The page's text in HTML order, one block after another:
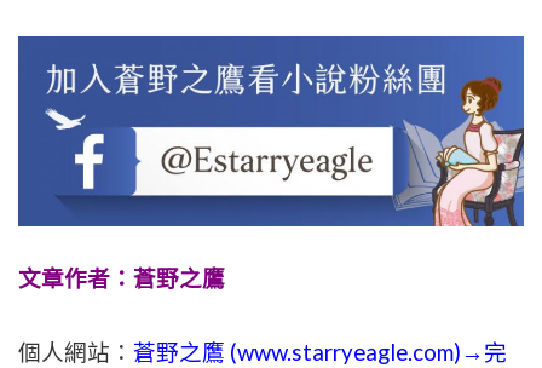
文章作者：蒼野之鷹
個人網站： 蒼野之鷹 (www.starryeagle.com)→完